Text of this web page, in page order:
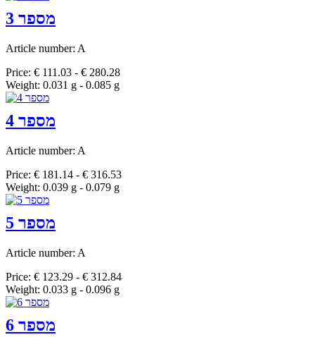
מספר 3
Article number: A
Price: € 111.03 - € 280.28
Weight: 0.031 g - 0.085 g
מספר 4
Article number: A
Price: € 181.14 - € 316.53
Weight: 0.039 g - 0.079 g
מספר 5
Article number: A
Price: € 123.29 - € 312.84
Weight: 0.033 g - 0.096 g
מספר 6